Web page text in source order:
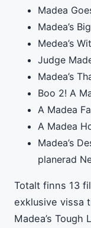
Madea
Madea’s
Medea’s
Judge
Madea’s
Boo 2! A
A Madea
A Madea
Madea’s
planerad
Totalt finns 13
exklusive vissa
Madea’s